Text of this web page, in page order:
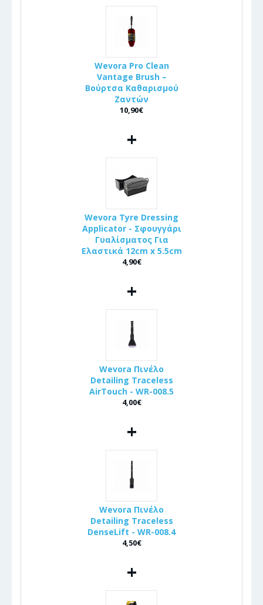
Wevora Pro Clean
Vantage Brush –
Βούρτσα Καθαρισμού
Ζαντών
10,90€
+
Wevora Tyre Dressing
Applicator - Σφουγγάρι
Γυαλίσματος Για
Ελαστικά 12cm x 5.5cm
4,90€
+
Wevora Πινέλo
Detailing Traceless
AirTouch - WR-008.5
4,00€
+
Wevora Πινέλo
Detailing Traceless
DenseLift - WR-008.4
4,50€
+